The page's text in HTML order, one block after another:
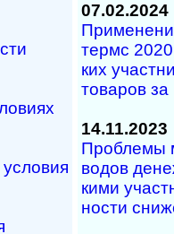
07.02.2024
термс
ких
то­ва­ров
14.11.2023
Проблемы
во­дов
ки­ми
но­сти